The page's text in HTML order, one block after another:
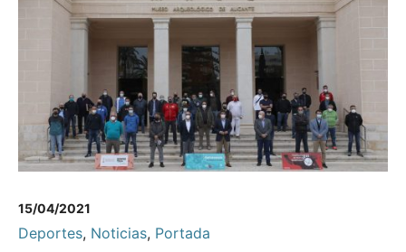
15/04/2021
Deportes, Noticias, Portada